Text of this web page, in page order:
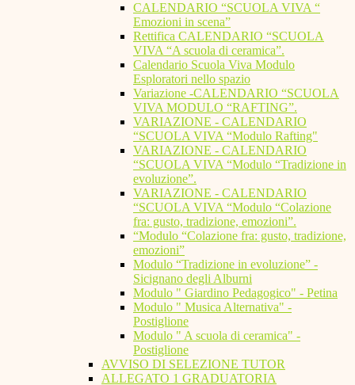
CALENDARIO “SCUOLA VIVA “
Emozioni in scena”
Rettifica CALENDARIO “SCUOLA
VIVA “A scuola di ceramica”.
Calendario Scuola Viva Modulo
Esploratori nello spazio
Variazione -CALENDARIO “SCUOLA
VIVA MODULO “RAFTING”.
VARIAZIONE - CALENDARIO
“SCUOLA VIVA “Modulo Rafting"
VARIAZIONE - CALENDARIO
“SCUOLA VIVA “Modulo “Tradizione in
evoluzione”.
VARIAZIONE - CALENDARIO
“SCUOLA VIVA “Modulo “Colazione
fra: gusto, tradizione, emozioni”.
“Modulo “Colazione fra: gusto, tradizione,
emozioni”
Modulo “Tradizione in evoluzione” -
Sicignano degli Alburni
Modulo " Giardino Pedagogico" - Petina
Modulo " Musica Alternativa" -
Postiglione
Modulo " A scuola di ceramica" -
Postiglione
AVVISO DI SELEZIONE TUTOR
ALLEGATO 1 GRADUATORIA